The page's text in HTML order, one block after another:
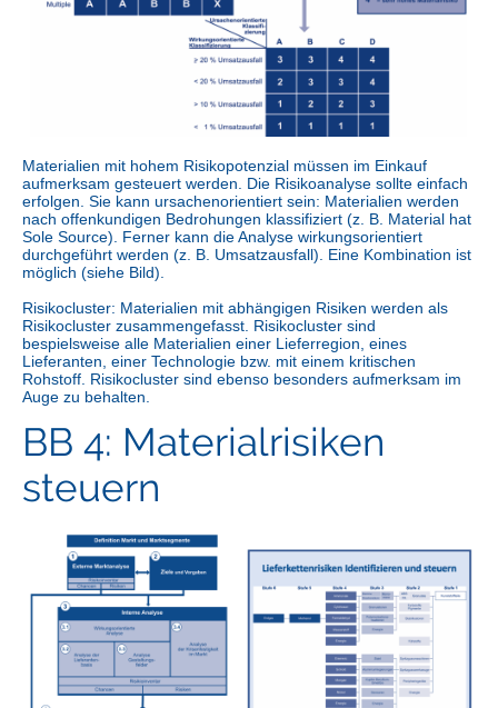
Materialien mit hohem Risikopotenzial müssen im Einkauf
aufmerksam gesteuert werden. Die Risikoanalyse sollte einfach
erfolgen. Sie kann ursachenorientiert sein: Materialien werden
nach offenkundigen Bedrohungen klassifiziert (z. B. Material hat
Sole Source). Ferner kann die Analyse wirkungsorientiert
durchgeführt werden (z. B. Umsatzausfall). Eine Kombination ist
möglich (siehe Bild).
Risikocluster: Materialien mit abhängigen Risiken werden als
Risikocluster zusammengefasst. Risikocluster sind
bespielsweise alle Materialien einer Lieferregion, eines
Lieferanten, einer Technologie bzw. mit einem kritischen
Rohstoff. Risikocluster sind ebenso besonders aufmerksam im
Auge zu behalten.
BB 4: Materialrisiken
steuern